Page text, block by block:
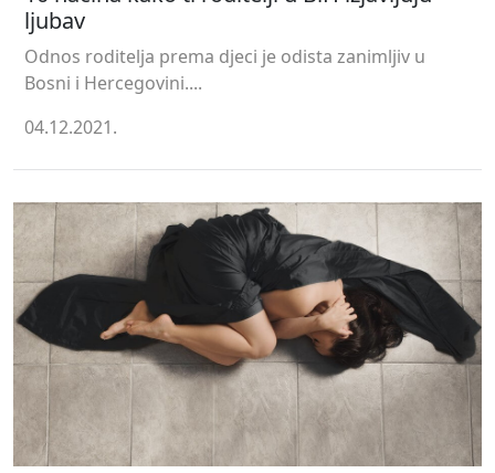
ljubav
Odnos roditelja prema djeci je odista zanimljiv u
Bosni i Hercegovini....
04.12.2021.